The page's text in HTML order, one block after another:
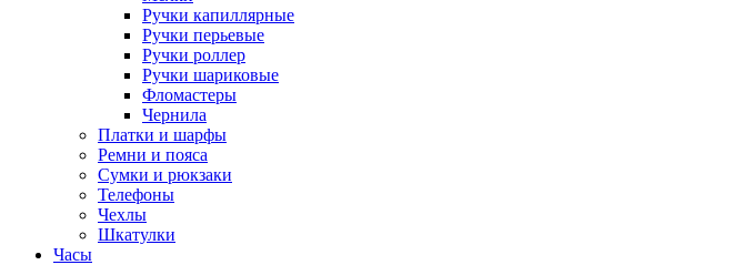
Ручки капиллярные
Ручки перьевые
Ручки роллер
Ручки шариковые
Фломастеры
Чернила
Платки и шарфы
Ремни и пояса
Сумки и рюкзаки
Телефоны
Чехлы
Шкатулки
Часы